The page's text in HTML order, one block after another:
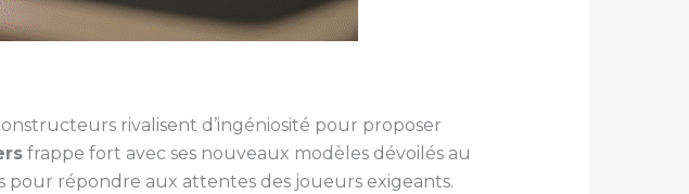
rivalisent d’ingéniosité pour proposer
frappe fort avec ses nouveaux modèles dévoilés au
pour répondre aux attentes des joueurs exigeants.